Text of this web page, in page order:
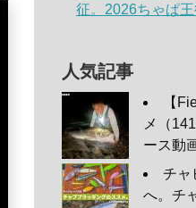
征。2026ちゃぱ王
人気記事
【
メ（
ース動
チャ
へ。チ